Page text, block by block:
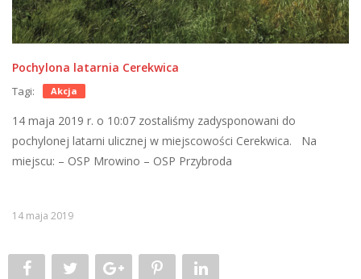
Pochylona latarnia Cerekwica
Tagi: Akcja
14 maja 2019 r. o 10:07 zostaliśmy zadysponowani do
pochylonej latarni ulicznej w miejscowości Cerekwica. Na
miejscu: – OSP Mrowino – OSP Przybroda
14 maja 2019